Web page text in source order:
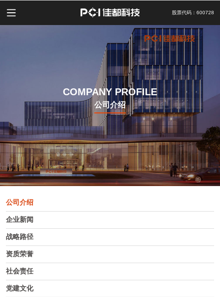
股票代码：600728
COMPANY PROFILE
公司介绍
公司介绍
企业新闻
战略路径
资质荣誉
社会责任
党建文化